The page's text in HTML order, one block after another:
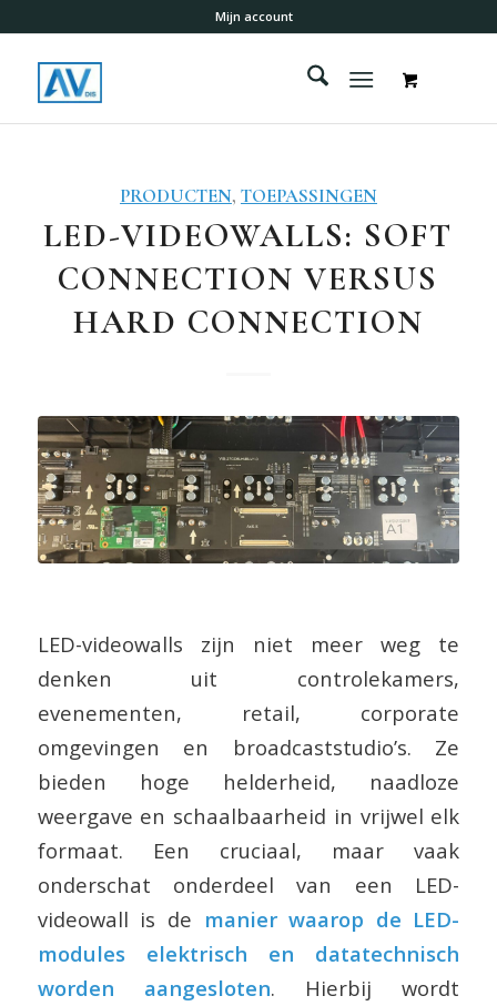
Mijn account
PRODUCTEN, TOEPASSINGEN
LED-VIDEOWALLS: SOFT
CONNECTION VERSUS
HARD CONNECTION
LED-videowalls zijn niet meer weg te
denken uit controlekamers,
evenementen, retail, corporate
omgevingen en broadcaststudio’s. Ze
bieden hoge helderheid, naadloze
weergave en schaalbaarheid in vrijwel elk
formaat. Een cruciaal, maar vaak
onderschat onderdeel van een LED-
videowall is de manier waarop de LED-
modules elektrisch en datatechnisch
worden aangesloten. Hierbij wordt